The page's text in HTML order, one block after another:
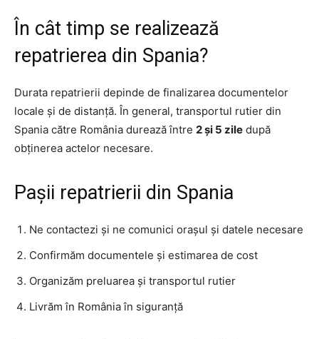
În cât timp se realizează
repatrierea din Spania?
Durata repatrierii depinde de finalizarea documentelor
locale și de distanță. În general, transportul rutier din
Spania către România durează între 2 și 5 zile după
obținerea actelor necesare.
Pașii repatrierii din Spania
Ne contactezi și ne comunici orașul și datele necesare
Confirmăm documentele și estimarea de cost
Organizăm preluarea și transportul rutier
Livrăm în România în siguranță